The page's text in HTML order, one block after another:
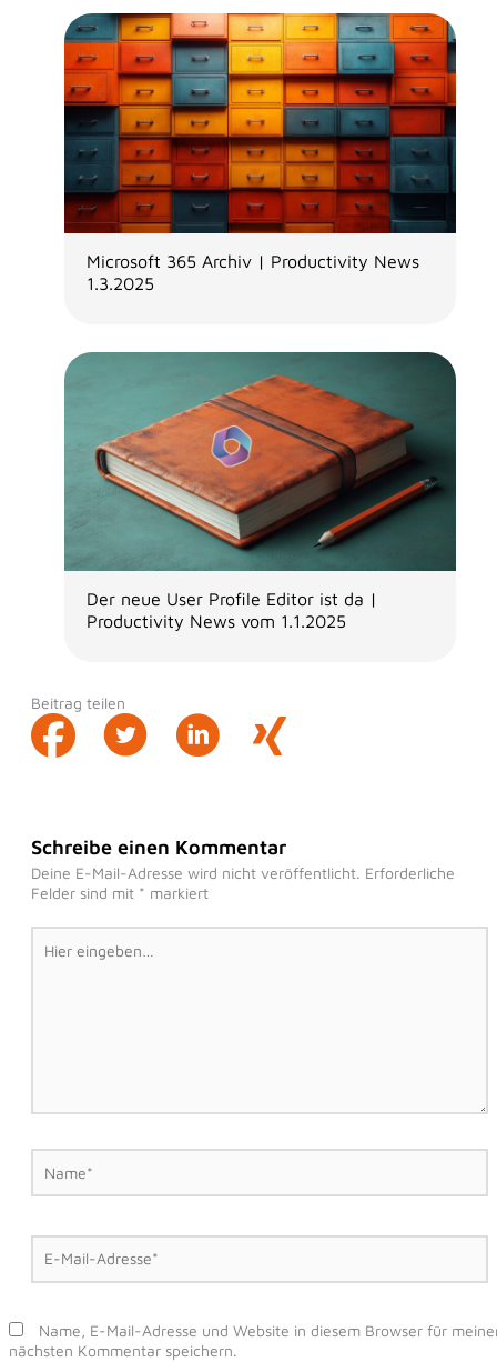
Microsoft 365 Archiv | Productivity News
1.3.2025
Der neue User Profile Editor ist da |
Productivity News vom 1.1.2025
Beitrag teilen
Schreibe einen Kommentar
Deine E-Mail-Adresse wird nicht veröffentlicht. Erforderliche
Felder sind mit * markiert
Hier
eingeben…
Name*
E-
Mail-
Adresse*
Name, E-Mail-Adresse und Website in diesem Browser für
nächsten Kommentar speichern.